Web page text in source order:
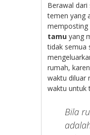
Berawal
temen yang
memposting
tamu yang
tidak semua
rumah,
waktu diluar
waktu untuk
Bila